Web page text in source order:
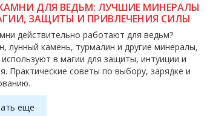
ДЛЯ ВЕДЬМ: ЛУЧШИЕ МИНЕРАЛЫ
ЗАЩИТЫ И ПРИВЛЕЧЕНИЯ СИЛЫ
действительно работают для ведьм?
лунный камень, турмалин и другие минералы,
в магии для защиты, интуиции и
Практические советы по выбору, зарядке и
еще